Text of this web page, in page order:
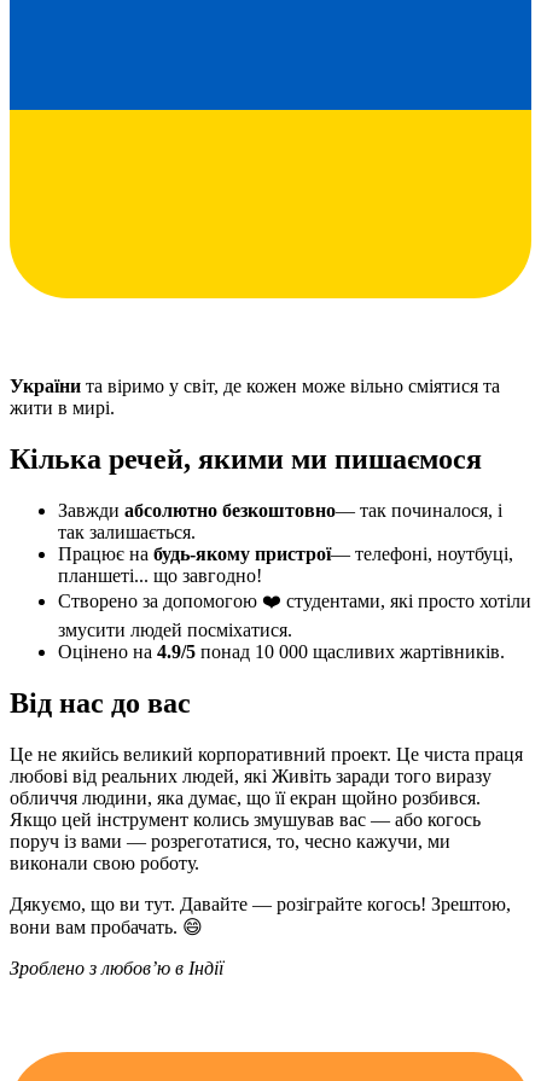
України та віримо у світ, де кожен може вільно сміятися та
жити в мирі.
Кілька речей, якими ми пишаємося
Завжди абсолютно безкоштовно— так починалося, і
так залишається.
Працює на будь-якому пристрої— телефоні, ноутбуці,
планшеті... що завгодно!
Створено за допомогою ❤️ студентами, які просто хотіли
змусити людей посміхатися.
Оцінено на 4.9/5 понад 10 000 щасливих жартівників.
Від нас до вас
Це не якийсь великий корпоративний проект. Це чиста праця
любові від реальних людей, які Живіть заради того виразу
обличчя людини, яка думає, що її екран щойно розбився.
Якщо цей інструмент колись змушував вас — або когось
поруч із вами — розреготатися, то, чесно кажучи, ми
виконали свою роботу.
Дякуємо, що ви тут. Давайте — розіграйте когось! Зрештою,
вони вам пробачать. 😄
Зроблено з любов’ю в Індії